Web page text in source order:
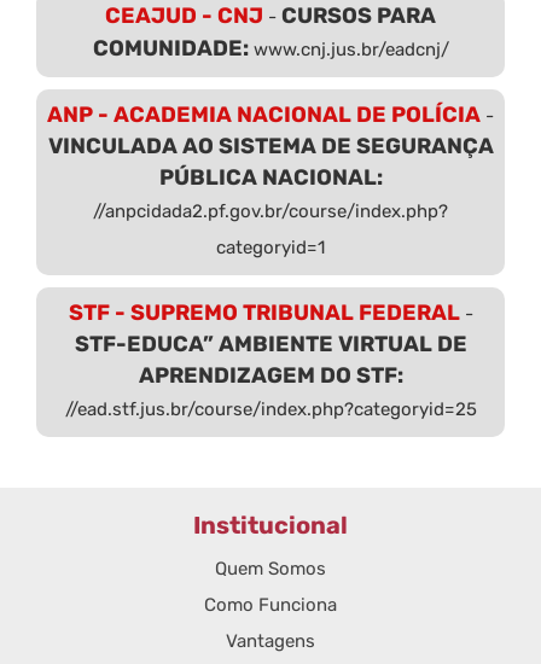
CEAJUD - CNJ - CURSOS PARA
COMUNIDADE: www.cnj.jus.br/eadcnj/
ANP - ACADEMIA NACIONAL DE POLÍCIA -
VINCULADA AO SISTEMA DE SEGURANÇA
PÚBLICA NACIONAL:
//anpcidada2.pf.gov.br/course/index.php?
categoryid=1
STF - SUPREMO TRIBUNAL FEDERAL-
STF-EDUCA” AMBIENTE VIRTUAL DE
APRENDIZAGEM DO STF:
//ead.stf.jus.br/course/index.php?categoryid=25
Institucional
Quem Somos
Como Funciona
Vantagens